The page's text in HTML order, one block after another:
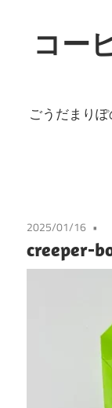
ン
テ
へ
コー
ごうだまり
2025/01/16
creeper-